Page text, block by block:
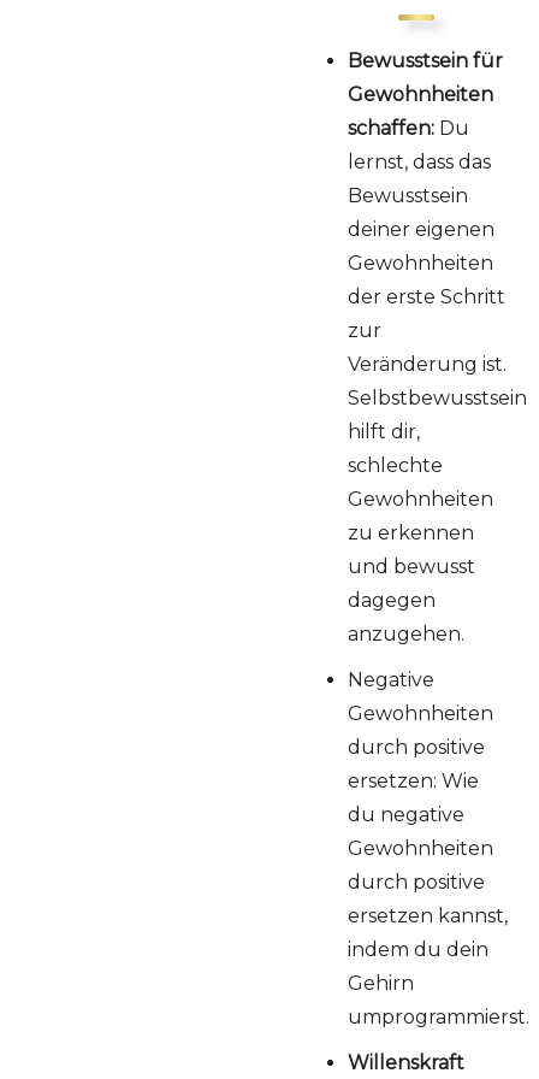
dich selbst führst
kannst!
Das innen, macht
sich immer im
Bewusstsein für
Gewohnheiten
schaffen: Du
lernst, dass das
Bewusstsein
deiner eigenen
Gewohnheiten
der erste Schritt
zur
Veränderung ist.
Selbstbewusstsein
hilft dir,
schlechte
Gewohnheiten
zu erkennen
und bewusst
dagegen
anzugehen.
Negative
Gewohnheiten
durch positive
ersetzen: Wie
du negative
Gewohnheiten
durch positive
ersetzen kannst,
indem du dein
Gehirn
umprogrammierst.
Willenskraft